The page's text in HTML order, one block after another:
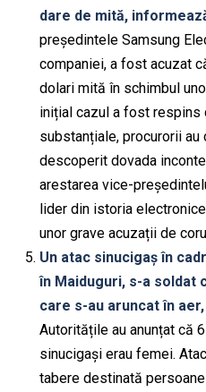
dare de mită,
președintele Samsung
companiei, a fost acuzat
dolari mită în schimbul
inițial cazul a fost respins
substanțiale, procurorii
descoperit dovada
arestarea vice-
lider din istoria
unor grave acuzații de
Un atac sinucigaș în
în Maiduguri, s-a soldat
care s-au aruncat în
Autoritățile au anunțat că
sinucigași erau femei.
tabere destinată